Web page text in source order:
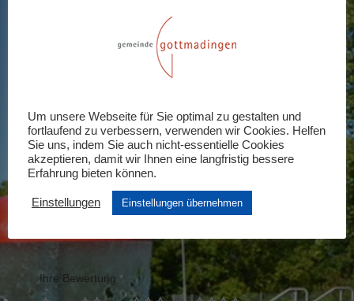
Share
on
LinkedIn
on
on
Schreiben Sie die erste Rezension für
„Familien-Einzeleintritt (1 Elternteil)
incl. Kinder/Jugendliche“
Ihre E-Mail-Adresse wird nicht veröffentlicht.
Ihre Bewertung *
Um unsere Webseite für Sie optimal zu gestalten und
fortlaufend zu verbessern, verwenden wir Cookies. Helfen
Sie uns, indem Sie auch nicht-essentielle Cookies
akzeptieren, damit wir Ihnen eine langfristig bessere
Erfahrung bieten können.
Einstellungen Einstellungen übernehmen